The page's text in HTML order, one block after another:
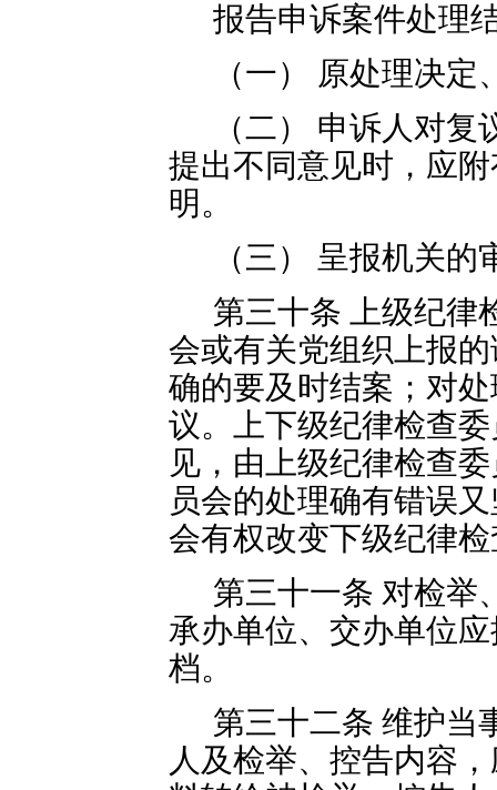
报告申诉案件处理
（一） 原处理决
（二） 申诉人对
提出不同意见时，应
明。
（三） 呈报机关的
第三十条 上级纪律
会或有关党组织上报
确的要及时结案；对
议。上下级纪律检查
见，由上级纪律检查
员会的处理确有错误
会有权改变下级纪律
第三十一条 对检举
承办单位、交办单位
档。
第三十二条 维护当
人及检举、控告内容